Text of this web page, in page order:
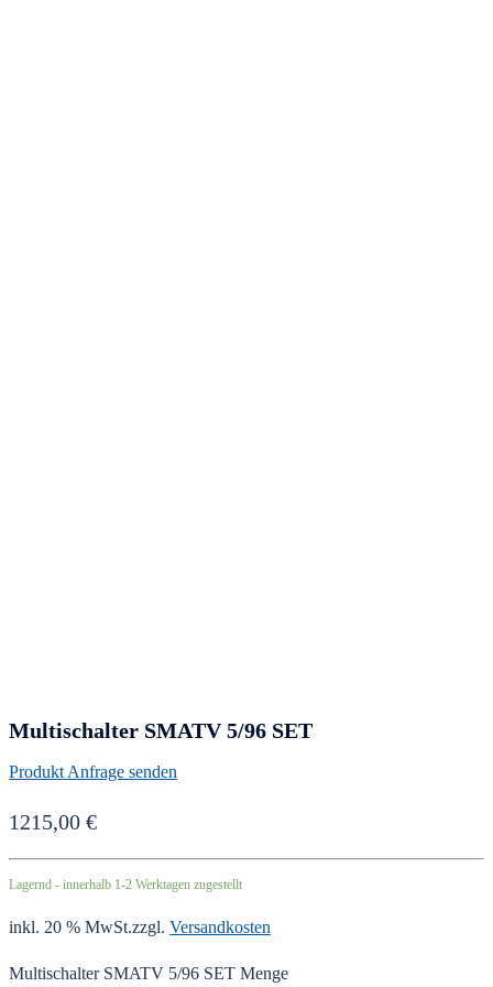
Multischalter SMATV 5/96 SET
Produkt Anfrage senden
1215,00 €
Lagernd - innerhalb 1-2 Werktagen zugestellt
inkl. 20 % MwSt.zzgl. Versandkosten
Multischalter SMATV 5/96 SET Menge